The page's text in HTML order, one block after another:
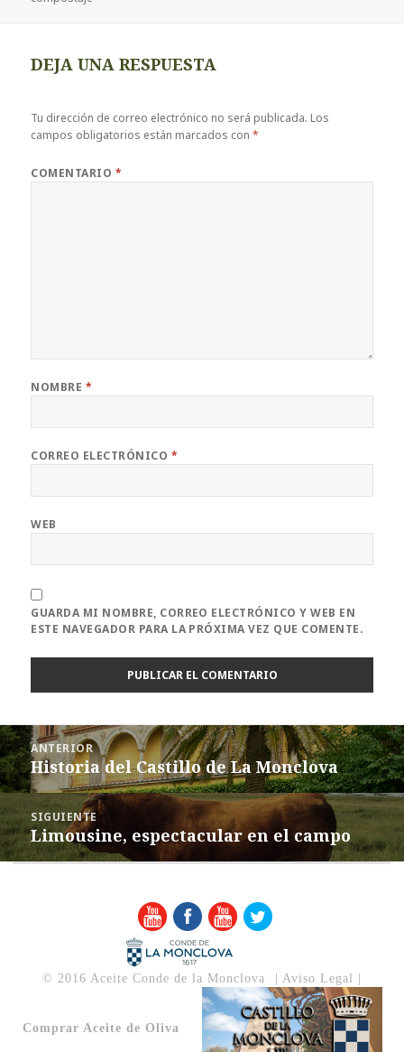
DEJA UNA RESPUESTA
Tu dirección de correo electrónico no será publicada. Los
campos obligatorios están marcados con*
COMENTARIO *
NOMBRE *
CORREO ELECTRÓNICO *
WEB
GUARDA MI NOMBRE, CORREO ELECTRÓNICO Y WEB EN
ESTE NAVEGADOR PARA LA PRÓXIMA VEZ QUE COMENTE.
Navegación
de
entradas
ANTERIOR
Entrada
anterior:
Historia del Castillo de La Monclova
SIGUIENTE
Entrada
siguiente:
Limousine, espectacular en el campo
© 2016 Aceite Conde de la Monclova Aviso Legal
Comprar Aceite de Oliva